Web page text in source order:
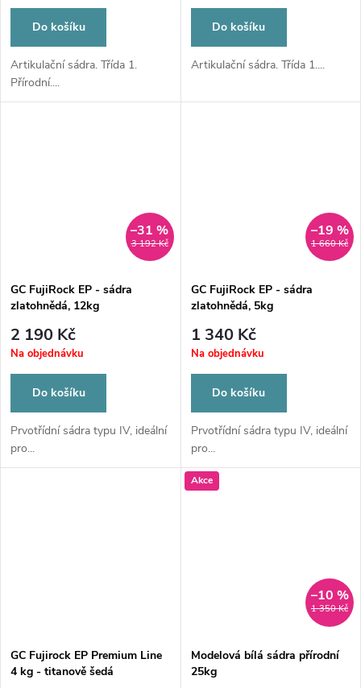
Do košíku
Artikulační sádra. Třída 1.
Přírodní....
Do košíku
Artikulační sádra. Třída 1....
3 192 Kč
–31 %
GC FujiRock EP - sádra
zlatohnědá, 12kg
2 190 Kč
Na objednávku
Do košíku
Prvotřídní sádra typu IV, ideální
pro...
1 660 Kč
–19 %
GC FujiRock EP - sádra
zlatohnědá, 5kg
1 340 Kč
Na objednávku
Do košíku
Prvotřídní sádra typu IV, ideální
pro...
GC Fujirock EP Premium Line
4 kg - titanově šedá
Akce
1 350 Kč
–10 %
Modelová bílá sádra přírodní
25kg